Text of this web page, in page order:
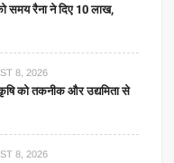
समय रैना ने दिए 10 लाख,
8, 2026
को तकनीक और उद्यमिता से
8, 2026